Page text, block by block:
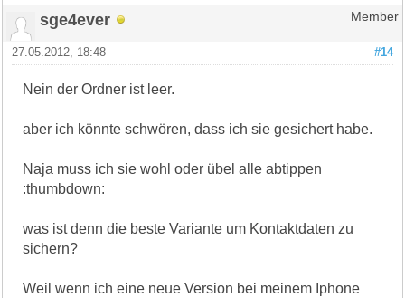
sge4ever Member
#14
27.05.2012, 18:48
Nein der Ordner ist leer.
aber ich könnte schwören, dass ich sie gesichert habe.
Naja muss ich sie wohl oder übel alle abtippen
:thumbdown:
was ist denn die beste Variante um Kontaktdaten zu
sichern?
Weil wenn ich eine neue Version bei meinem Iphone